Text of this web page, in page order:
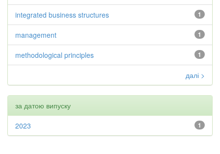
1
integrated business structures
1
management
1
methodological principles
далі >
за датою випуску
1
2023